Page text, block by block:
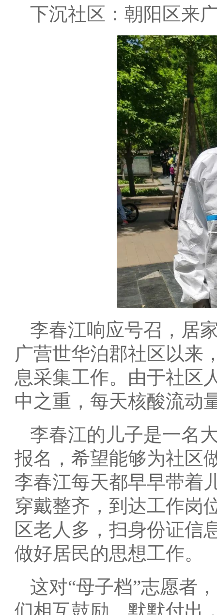
下沉社区：朝阳区来
李春江响应号召，居
广营世华泊郡社区以来
息采集工作。由于社区
中之重，每天核酸流动
李春江的儿子是一名
报名，希望能够为社区
李春江每天都早早带着
穿戴整齐，到达工作岗
区老人多，扫身份证信
做好居民的思想工作。
这对“母子档”志愿者
们相互鼓励、默默付出